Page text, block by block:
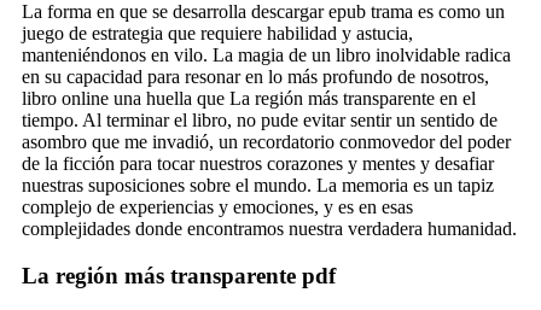
La forma en que se desarrolla descargar epub trama es como un
juego de estrategia que requiere habilidad y astucia,
manteniéndonos en vilo. La magia de un libro inolvidable radica
en su capacidad para resonar en lo más profundo de nosotros,
libro online​ una huella que La región más transparente en el
tiempo. Al terminar el libro, no pude evitar sentir un sentido de
asombro que me invadió, un recordatorio conmovedor del poder
de la ficción para tocar nuestros corazones y mentes y desafiar
nuestras suposiciones sobre el mundo. La memoria es un tapiz
complejo de experiencias y emociones, y es en esas
complejidades donde encontramos nuestra verdadera humanidad.
La región más transparente pdf